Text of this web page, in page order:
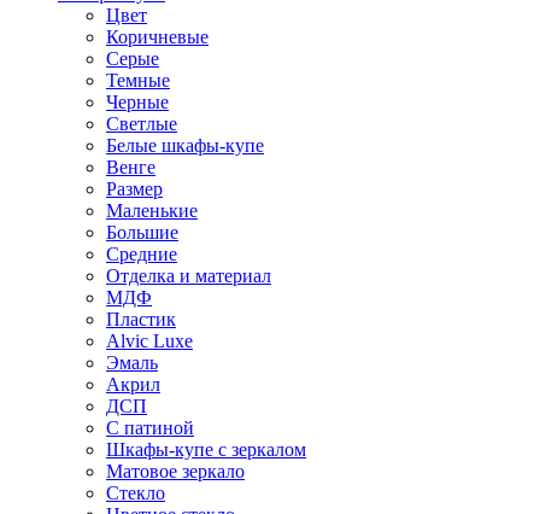
Цвет
Коричневые
Серые
Темные
Черные
Светлые
Белые шкафы-купе
Венге
Размер
Маленькие
Большие
Средние
Отделка и материал
МДФ
Пластик
Alvic Luxe
Эмаль
Акрил
ДСП
С патиной
Шкафы-купе с зеркалом
Матовое зеркало
Стекло